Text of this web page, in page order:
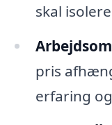
skal
pris
erfaring